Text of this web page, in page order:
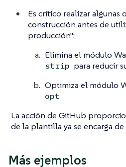
Es crítico realizar algunas
construcción antes de
producción":
Elimina el módulo
strip para reducir
Optimiza el módulo
opt
La acción de GitHub
de la plantilla ya se encarga de
Más ejemplos